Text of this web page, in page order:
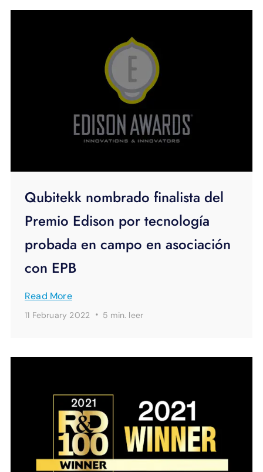
Qubitekk nombrado finalista del
Premio Edison por tecnología
probada en campo en asociación
con EPB
Read More
11 February 2022 · 5 min. leer